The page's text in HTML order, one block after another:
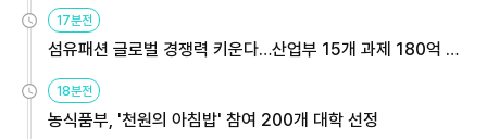
17분전
섬유패션 글로벌 경쟁력 키운다…산업부 15개 과제 180억 지
18분전
농식품부, '천원의 아침밥' 참여 200개 대학 선정